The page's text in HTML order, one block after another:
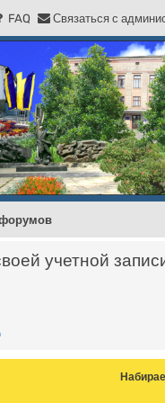
FAQ Связаться с админи
учетной